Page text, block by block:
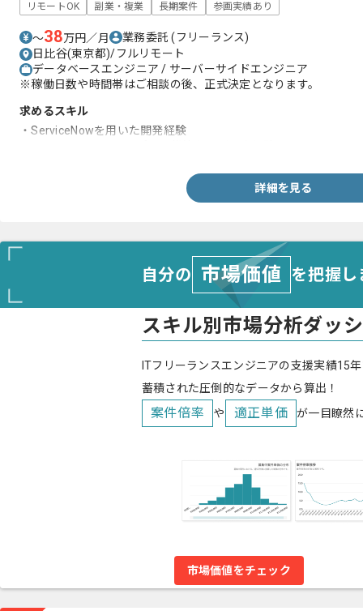
リモートOK 副業・複業 長期案件 参画実績あり
〜38万円／月 業務委託(フリーランス)
日比谷(東京都)/フルリモート
データベースエンジニア / サーバーサイドエンジニア
※稼働日数や時間帯はご相談の後、正式決定となります。
求めるスキル
・ServiceNowを用いた開発経験
詳細を見る
自分の 市場価値 を把握
スキル別市場分析ダッ
ITフリーランスエンジニアの支援実績15
蓄積された圧倒的なデータから算出！
案件倍率 や 適正単価 が一目瞭然
市場価値をチェック